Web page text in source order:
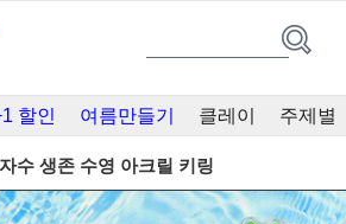
할인 여름만들기 클레이 주제별
수 생존 수영 아크릴 키링